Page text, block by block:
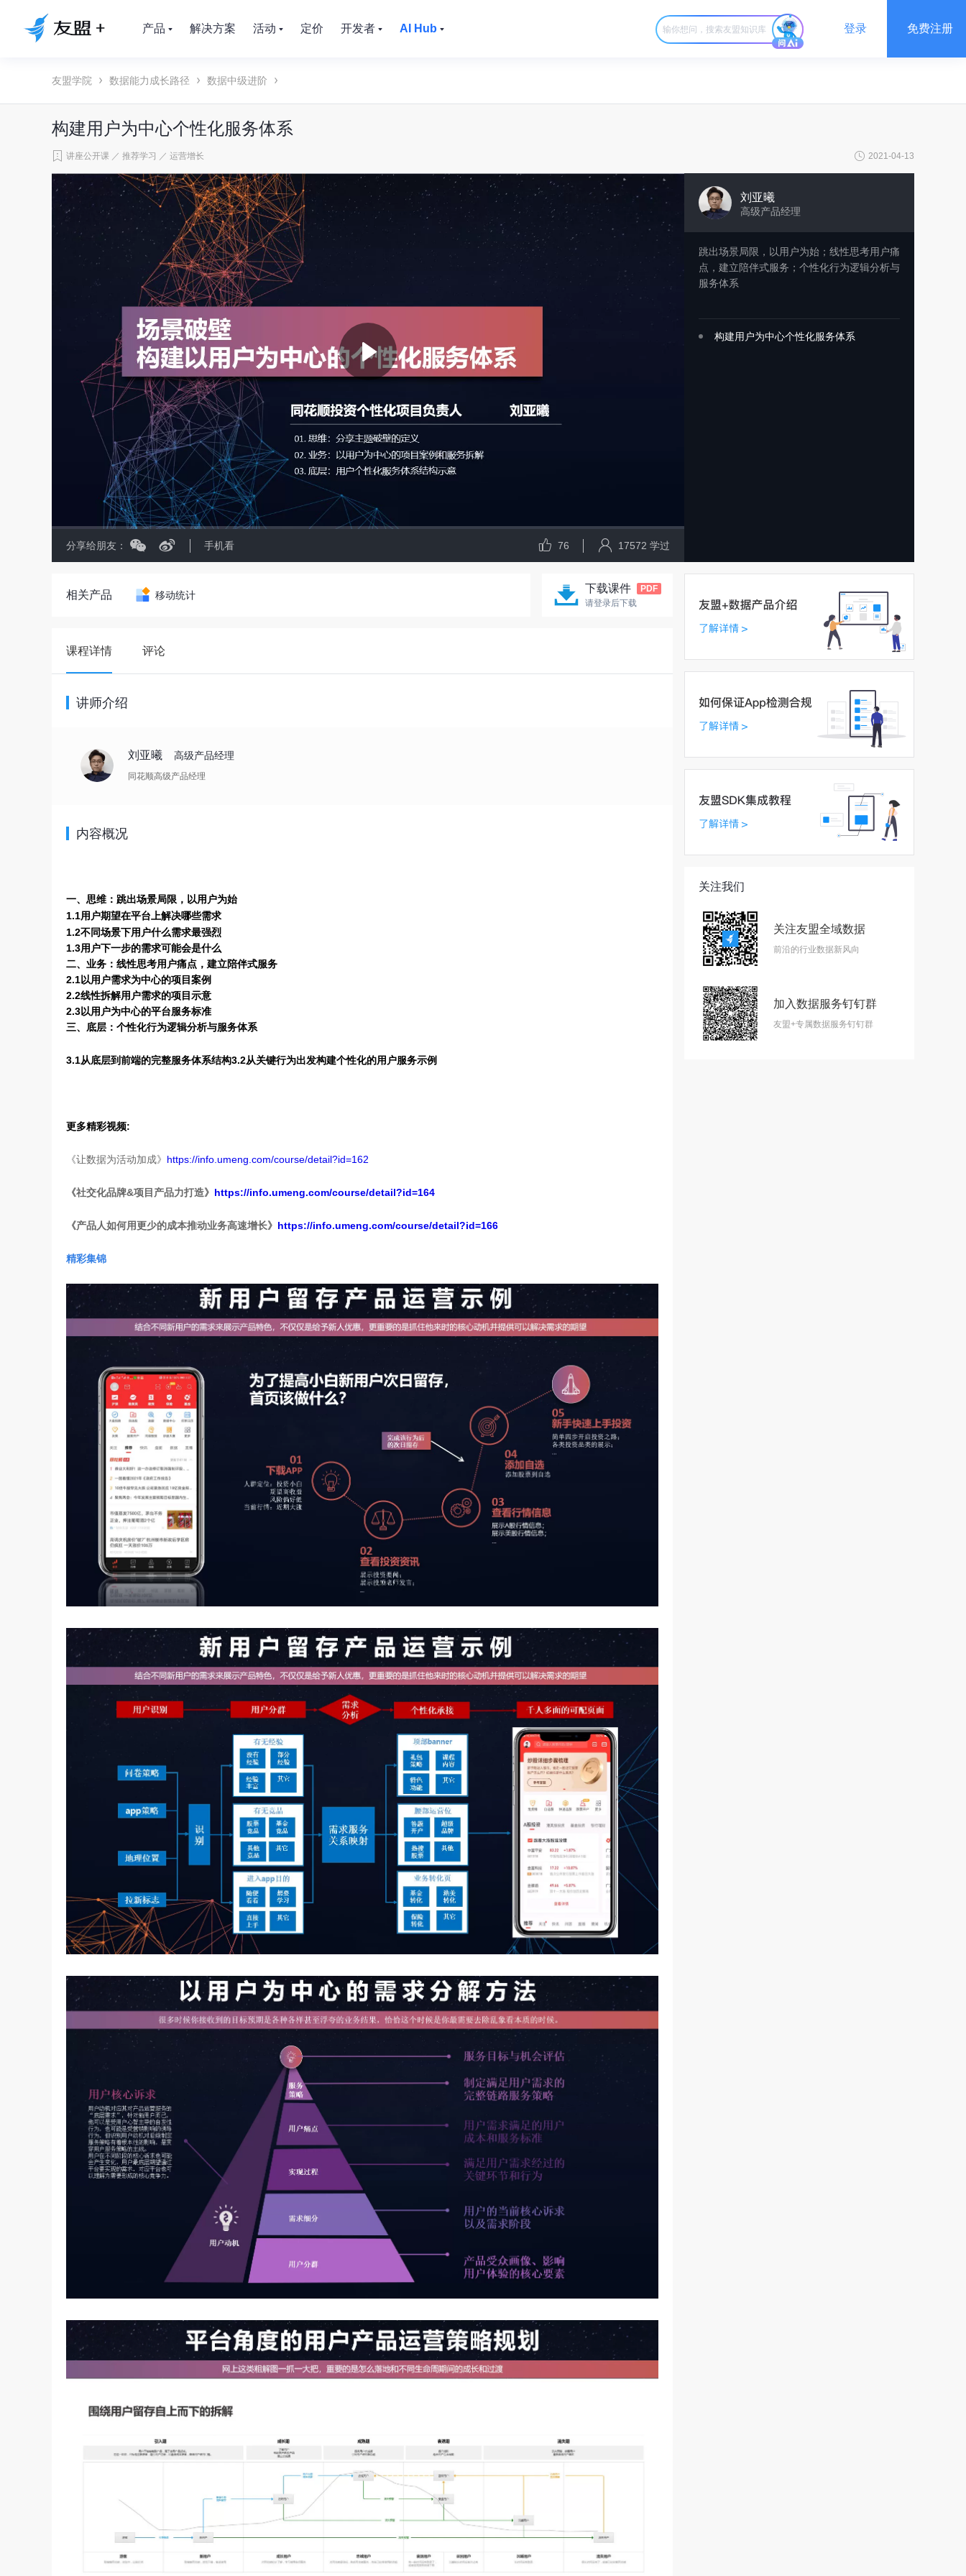
产品 解决方案 活动 定价 开发者 AI Hub 登录 免费注册
友盟学院 数据能力成长路径 数据中级进阶
构建用户为中心个性化服务体系
讲座公开课 ／ 推荐学习 ／ 运营增长 2021-04-13
分享给朋友： 手机看 17572 学过
76
刘亚曦
高级产品经理
跳出场景局限，以用户为始；线性思考用户痛
点，建立陪伴式服务；个性化行为逻辑分析与
服务体系
构建用户为中心个性化服务体系
相关产品 移动统计
下载课件
PDF
请登录后下载
课程详情 评论
讲师介绍
刘亚曦 高级产品经理
同花顺高级产品经理
内容概况
一、思维：跳出场景局限，以用户为始
1.1用户期望在平台上解决哪些需求
1.2不同场景下用户什么需求最强烈
1.3用户下一步的需求可能会是什么
二、业务：线性思考用户痛点，建立陪伴式服务
2.1以用户需求为中心的项目案例
2.2线性拆解用户需求的项目示意
2.3以用户为中心的平台服务标准
三、底层：个性化行为逻辑分析与服务体系
3.1从底层到前端的完整服务体系结构3.2从关键行为出发构建个性化的用户服务示例
更多精彩视频:
《让数据为活动加成》 https://info.umeng.com/course/detail?id=162
《社交化品牌&项目产品力打造》 https://info.umeng.com/course/detail?id=164
《产品人如何用更少的成本推动业务高速增长》 https://info.umeng.com/course/detail?id=166
精彩集锦
关注我们
关注友盟全域数据
前沿的行业数据新风向
加入数据服务钉钉群
友盟+专属数据服务钉钉群